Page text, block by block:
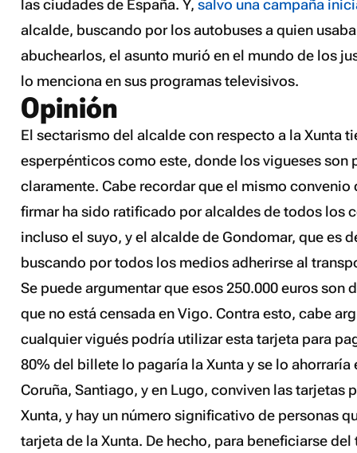
las ciudades de España. Y,salvo una campaña
alcalde, buscando por los autobuses a quien
abuchearlos, el asunto murió en el mundo de los
lo menciona en sus programas televisivos.
Opinión
El sectarismo del alcalde con respecto a la Xunta
esperpénticos como este, donde los vigueses son
claramente. Cabe recordar que el mismo convenio
firmar ha sido ratificado por alcaldes de todos los
incluso el suyo, y el alcalde de Gondomar, que es
buscando por todos los medios adherirse al
Se puede argumentar que esos 250.000 euros son
que no está censada en Vigo. Contra esto, cabe
cualquier vigués podría utilizar esta tarjeta para
80% del billete lo pagaría la Xunta y se lo ahorraría
Coruña, Santiago, y en Lugo, conviven las tarjetas
Xunta, y hay un número significativo de personas
tarjeta de la Xunta. De hecho, para beneficiarse